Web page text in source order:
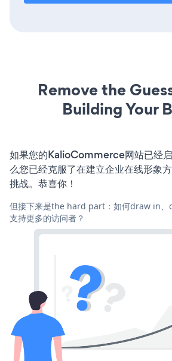
Remove the
Building Your
如果您的KalioCommerce网站已经
么您已经克服了在建立企业在线形象
挑战。恭喜你！
但接下来是the hard part：如何draw in
支持更多的访问者？